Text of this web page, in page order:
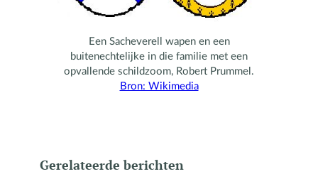
Een Sacheverell wapen en een
buitenechtelijke in die familie met een
opvallende schildzoom, Robert Prummel.
Bron: Wikimedia
Gerelateerde berichten